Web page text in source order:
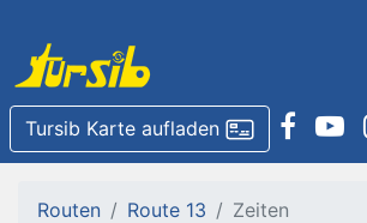
Tursib Karte aufladen
Routen Route 13 Zeiten